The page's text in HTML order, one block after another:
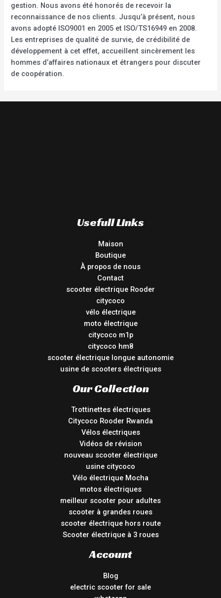
gestion. Nous avons été honorés de recevoir la
reconnaissance de nos clients. Jusqu’à présent, nous
avons adopté ISO9001 en 2005 et ISO/TS16949 en 2008.
Les entreprises de qualité de survie, de crédibilité de
développement à cet effet, accueillent sincèrement les
hommes d’affaires nationaux et étrangers pour discuter
de coopération.
Usefull Links
Maison
Boutique
À propos de nous
Contact
scooter électrique Rooder
citycoco
vélo électrique
moto électrique
citycoco m1p
citycoco hm8
scooter électrique longue autonomie
usine de scooters électriques
Our Collection
Trottinettes électriques
Citycoco Rooder Rwanda
Vélos électriques
Vidéos de révision
nouveau scooter électrique
usine citycoco
Vélo électrique Mocha
motos électriques
meilleur scooter pour adultes
scooter à grandes roues
scooter électrique hors route
Scooter électrique à 3 roues
Account
Blog
electric scooter for sale